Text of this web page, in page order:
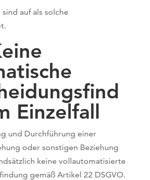
auf als solche
Einzelfall
und Durchführung einer
oder sonstigen Beziehung
keine vollautomatisierte
gemäß Artikel 22 DSGVO.